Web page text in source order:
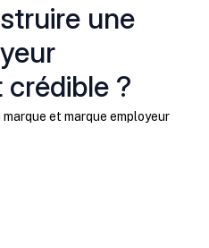
une
?
et marque employeur